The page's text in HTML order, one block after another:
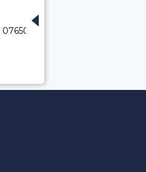
076500660